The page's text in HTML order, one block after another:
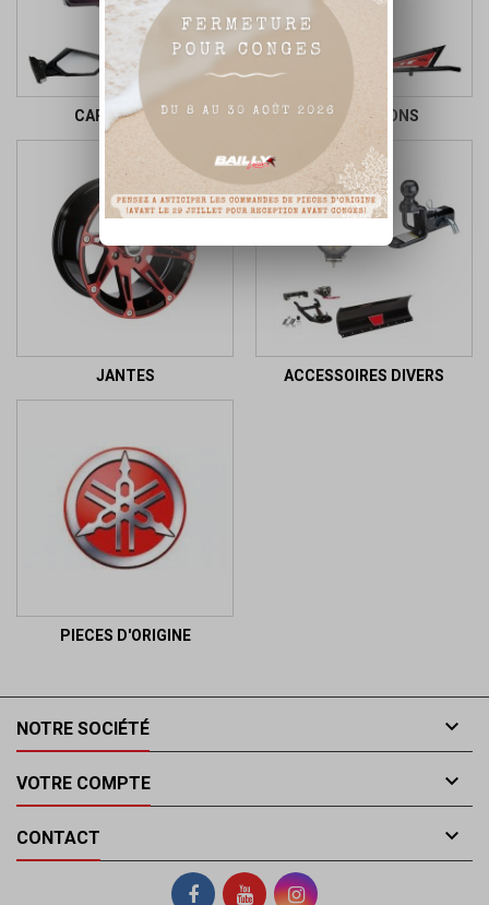
CARROSSERIE PROTECTIONS
JANTES ACCESSOIRES DIVERS
PIECES D'ORIGINE
NOTRE SOCIÉTÉ 
VOTRE COMPTE 
CONTACT 